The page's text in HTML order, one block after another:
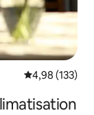
Note
4,98 (133)